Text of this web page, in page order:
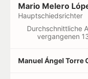
Mario Melero
Hauptschiedsrichter
Durchschnittliche
vergangenen
Manuel Ángel Torre